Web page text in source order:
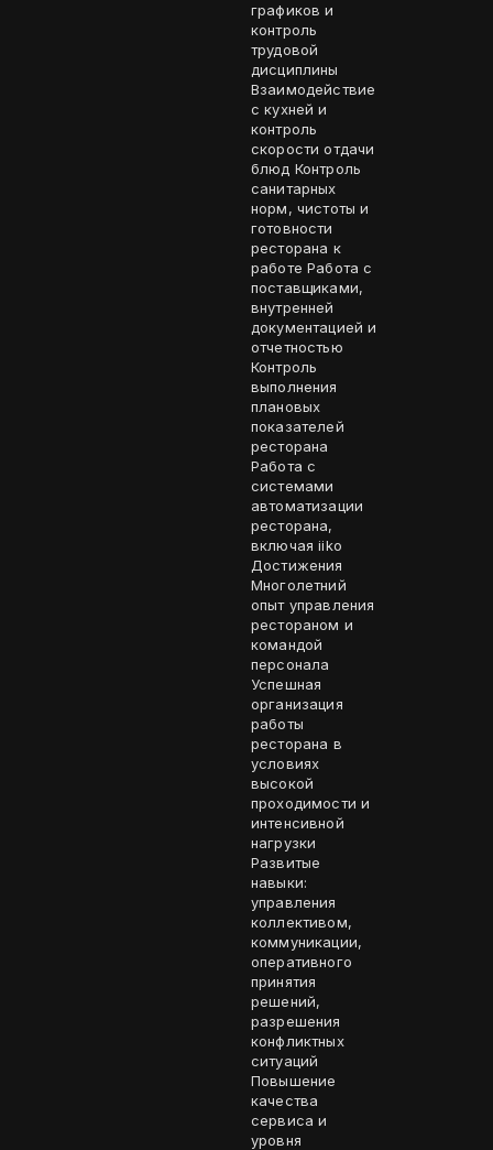
графиков и
контроль
трудовой
дисциплины
Взаимодействие
с кухней и
контроль
скорости отдачи
блюд Контроль
санитарных
норм, чистоты и
готовности
ресторана к
работе Работа с
поставщиками,
внутренней
документацией и
отчетностью
Контроль
выполнения
плановых
показателей
ресторана
Работа с
системами
автоматизации
ресторана,
включая iiko
Достижения
Многолетний
опыт управления
рестораном и
командой
персонала
Успешная
организация
работы
ресторана в
условиях
высокой
проходимости и
интенсивной
нагрузки
Развитые
навыки:
управления
коллективом,
коммуникации,
оперативного
принятия
решений,
разрешения
конфликтных
ситуаций
Повышение
качества
сервиса и
уровня